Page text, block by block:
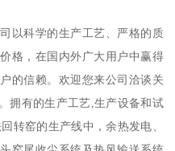
以科学的生产工艺、严格的质
格，在国内外广大用户中赢得
的信赖。欢迎您来公司洽谈关
拥有的生产工艺,生产设备和试
窑的生产线中，余热发电、